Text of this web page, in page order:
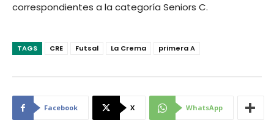
correspondientes a la categoría Seniors C.
TAGS CRE Futsal La Crema primera A
Facebook X WhatsApp